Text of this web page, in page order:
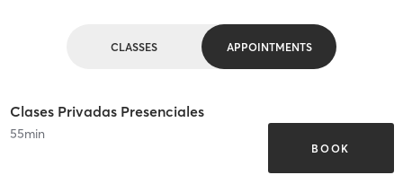
CLASSES APPOINTMENTS
Clases Privadas Presenciales
55min
BOOK